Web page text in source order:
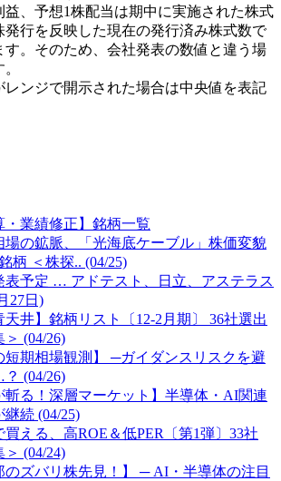
益、予想1株配当は期中に実施された株式
発行を反映した現在の発行済み株式数で
す。そのため、会社発表の数値と違う場
レンジで開示された場合は中央値を表記
・業績修正】銘柄一覧
場の鉱脈、「光海底ケーブル」株価変貌
柄 ＜株探.. (04/25)
表予定 … アドテスト、日立、アステラス
27日)
井】銘柄リスト〔12-2月期〕 36社選出
＞ (04/26)
短期相場観測】 ─ガイダンスリスクを避
(04/26)
斬る！深層マーケット】半導体・AI関連
続 (04/25)
買える、高ROE＆低PER〔第1弾〕33社
＞ (04/24)
のズバリ株先見！】 ─ AI・半導体の注目